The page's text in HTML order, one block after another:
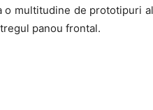
o multitudine de prototipuri
panou frontal.